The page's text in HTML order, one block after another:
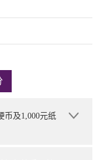
币及1,000元纸